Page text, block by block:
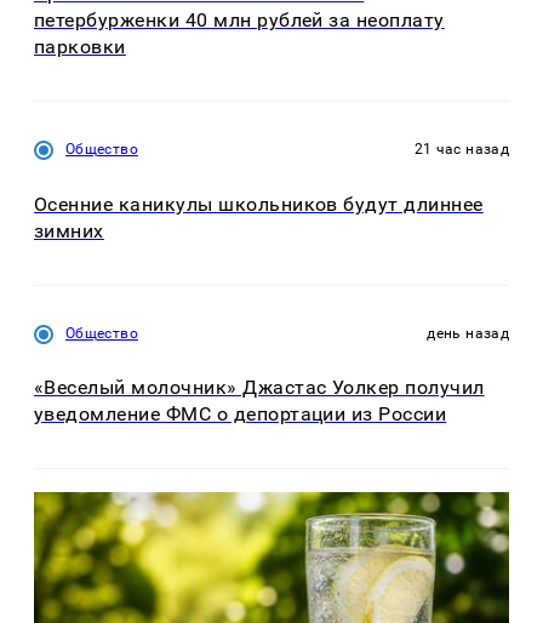
петербурженки 40 млн рублей за неоплату
парковки
Общество 21 час назад
Осенние каникулы школьников будут длиннее
зимних
Общество день назад
«Веселый молочник» Джастас Уолкер получил
уведомление ФМС о депортации из России